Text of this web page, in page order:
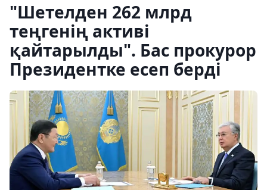
"Шетелден 262 млрд
теңгенің активі
қайтарылды". Бас прокурор
Президентке есеп берді